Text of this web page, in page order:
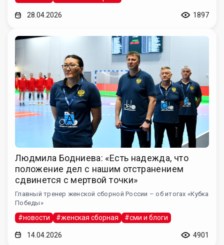
28.04.2026 1897
Людмила Бодниева: «Есть надежда, что
положение дел с нашим отстранением
сдвинется с мертвой точки»
Главный тренер женской сборной России – об итогах «Кубка
Победы»
#новости #женская сборная #сми и блоги
14.04.2026 4901